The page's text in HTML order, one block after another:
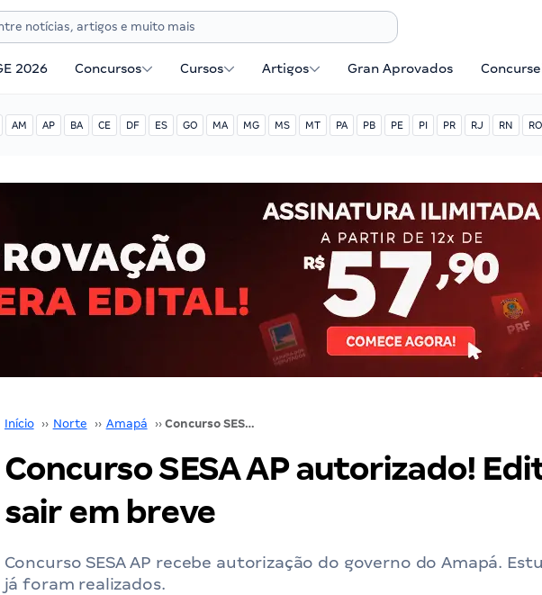
2026 Concursos Cursos Artigos Gran Aprovados
AM AP BA CE DF ES GO MA MG MS MT PA PB PE PI PR RJ RN RO
Início ›› Norte ›› Amapá ›› Concurso SESA AP autorizado! Edital pode sair em breve
Concurso SESA AP autorizado!
sair em breve
Concurso SESA AP recebe autorização do governo do Amapá.
já foram realizados.